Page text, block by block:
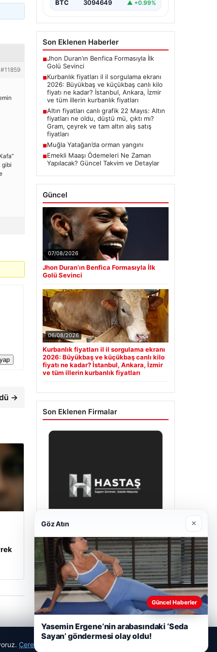
#11859
gibi
→
BTC 3094649 ▲ +0.99%
Son Eklenen Haberler
■Jhon Duran’ın Benfica Formasıyla İlk
Golü Sevinci
■Kurbanlık fiyatları il il sorgulama ekranı
2026: Büyükbaş ve küçükbaş canlı kilo
fiyatı ne kadar? İstanbul, Ankara, İzmir
ve tüm illerin kurbanlık fiyatları
■Altın fiyatları canlı grafik 22 Mayıs: Altın
fiyatları ne oldu, düştü mü, çıktı mı?
Gram, çeyrek ve tam altın alış satış
fiyatları
■Muğla Yatağan’da orman yangını
■Emekli Maaşı Ödemeleri Ne Zaman
Yapılacak? Güncel Takvim ve Detaylar
Güncel
07/08/2026
Jhon Duran’ın Benfica Formasıyla İlk
Golü Sevinci
06/08/2026
Kurbanlık fiyatları il il sorgulama ekranı
2026: Büyükbaş ve küçükbaş canlı kilo
fiyatı ne kadar? İstanbul, Ankara, İzmir
ve tüm illerin kurbanlık fiyatları
Son Eklenen Firmalar
Enes Kaplan Avukatlık Bürosu
28/04/2026
Çerez Politikamız
Göz Atın ×
Güncel Haberler
Yasemin Ergene’nin arabasındaki ‘Seda
Sayan’ göndermesi olay oldu!